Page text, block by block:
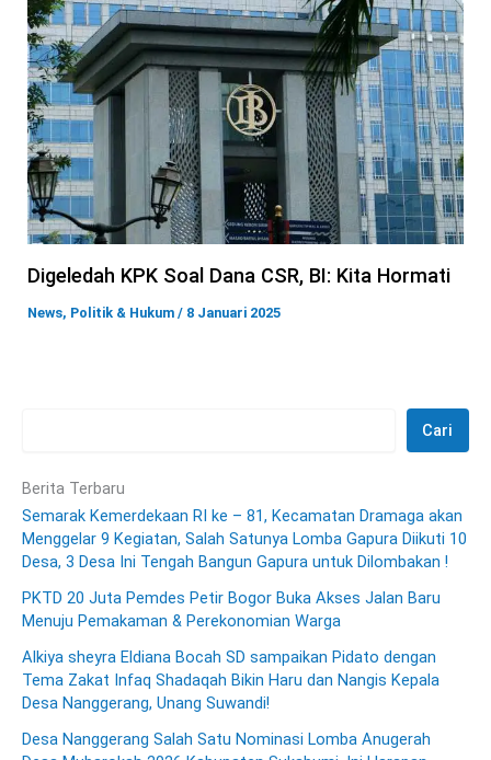
Digeledah KPK Soal Dana CSR, BI: Kita Hormati
News, Politik & Hukum / 8 Januari 2025
Cari
Berita Terbaru
Semarak Kemerdekaan RI ke – 81, Kecamatan Dramaga akan
Menggelar 9 Kegiatan, Salah Satunya Lomba Gapura Diikuti 10
Desa, 3 Desa Ini Tengah Bangun Gapura untuk Dilombakan !
PKTD 20 Juta Pemdes Petir Bogor Buka Akses Jalan Baru
Menuju Pemakaman & Perekonomian Warga
Alkiya sheyra Eldiana Bocah SD sampaikan Pidato dengan
Tema Zakat Infaq Shadaqah Bikin Haru dan Nangis Kepala
Desa Nanggerang, Unang Suwandi!
Desa Nanggerang Salah Satu Nominasi Lomba Anugerah